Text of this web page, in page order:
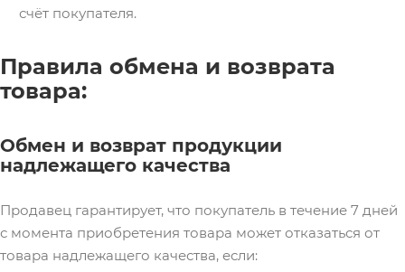
счёт покупателя.
Правила обмена и возврата
товара:
Обмен и возврат продукции
надлежащего качества
Продавец гарантирует, что покупатель в течение 7 дней
с момента приобретения товара может отказаться от
товара надлежащего качества, если: